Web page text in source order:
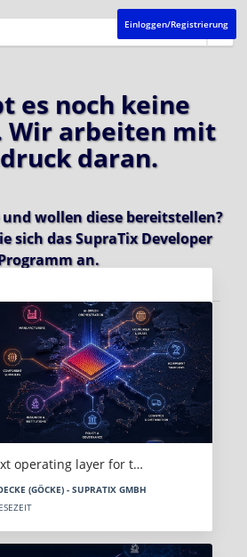
Einloggen/Registrierung
es noch keine
Wir arbeiten mit
daran.
wollen diese bereitstellen?
sich dasSupraTix Developer
an.
operating layer for t…
(GÖCKE) - SUPRATIX GMBH